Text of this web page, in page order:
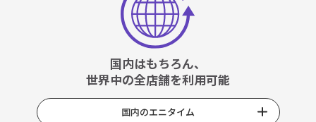
国内はもちろん、
世界中の全店舗を利用可能
国内のエニタイム